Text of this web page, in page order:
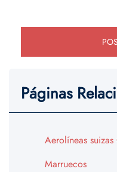
Páginas
Aerolíneas
Marruecos